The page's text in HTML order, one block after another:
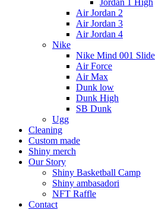
Air Jordan 2
Air Jordan 3
Air Jordan 4
Nike
Nike Mind 001 Slide
Air Force
Air Max
Dunk low
Dunk High
SB Dunk
Ugg
Cleaning
Custom made
Shiny merch
Our Story
Shiny Basketball Camp
Shiny ambasadori
NFT Raffle
Contact